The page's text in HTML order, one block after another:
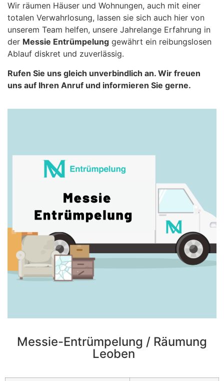
Wir räumen Häuser und Wohnungen, auch mit einer
totalen Verwahrlosung, lassen sie sich auch hier von
unserem Team helfen, unsere Jahrelange Erfahrung in
der Messie Entrümpelung gewährt ein reibungslosen
Ablauf diskret und zuverlässig.
Rufen Sie uns gleich unverbindlich an. Wir freuen
uns auf Ihren Anruf und informieren Sie gerne.
Messie-Entrümpelung / Räumung
Leoben